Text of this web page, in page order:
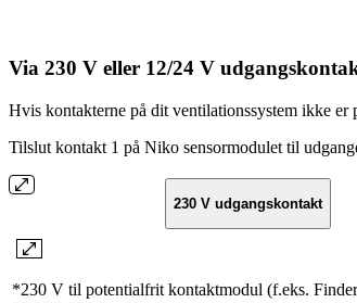
Via 230 V eller 12/24 V
Hvis kontakterne på dit ventilationssystem ikke
Tilslut kontakt 1 på Niko sensormodulet til
230 V udgangskontakt
*230 V til potentialfrit kontaktmodul (f.eks. Finder